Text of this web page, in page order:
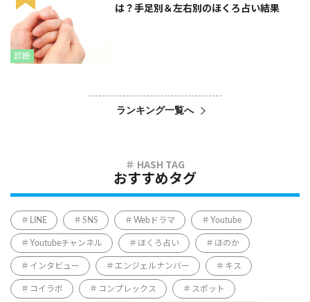
診断
は？手足別＆左右別のほくろ占い結果
ランキング一覧へ
おすすめタグ
LINE SNS Webドラマ Youtube
Youtubeチャンネル ほくろ占い ほのか
インタビュー エンジェルナンバー キス
コイラボ コンプレックス スポット